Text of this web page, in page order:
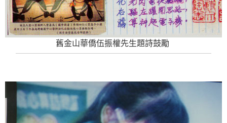
舊金山華僑伍振權先生題詩鼓勵